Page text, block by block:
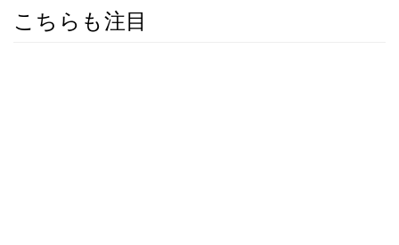
こちらも注目